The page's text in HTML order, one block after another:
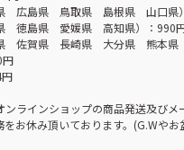
広島県 鳥取県 島根県 山口県
徳島県 愛媛県 高知県）：990
県 佐賀県 長崎県 大分県 熊本
円
ンラインショップの商品発送及びメ
をお休み頂いております。(G.Wや